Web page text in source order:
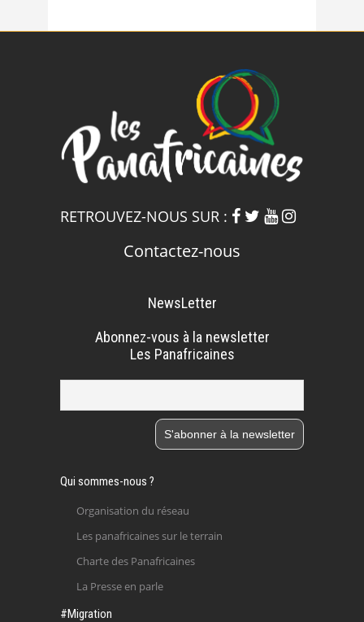
RETROUVEZ-NOUS SUR :
Contactez-nous
NewsLetter
Abonnez-vous à la newsletter
Les Panafricaines
Qui sommes-nous ?
Organisation du réseau
Les panafricaines sur le terrain
Charte des Panafricaines
La Presse en parle
#Migration